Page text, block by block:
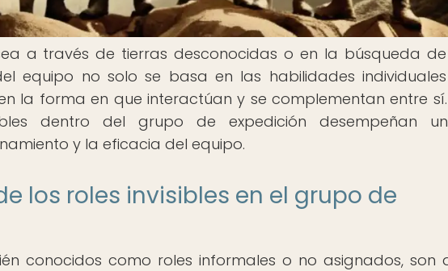
a través de tierras desconocidas o en la búsqueda de
equipo no solo se basa en las habilidades
la forma en que interactúan y se complementan entre sí.
dentro del grupo de expedición desempeñan
y la eficacia del equipo.
los roles invisibles en el grupo de
conocidos como roles informales o no asignados, son